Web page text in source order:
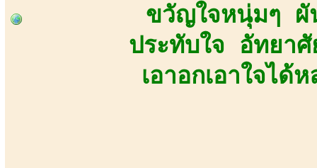
ขวัญใจหนุ่มๆ ผั
ประทับใจ อัทยา
เอาอกเอาใจได้